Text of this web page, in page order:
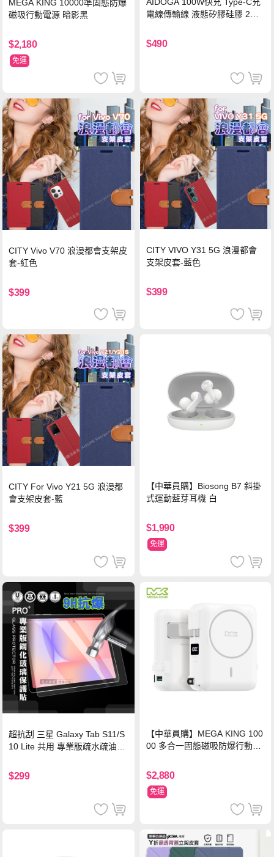
MEGA KING 10000準固態防爆
磁吸行動電源 暗影黑
$2,180
免運
AIDOGA 100W快充 Type-C充
電線傳輸線 液態矽膠硅膠 2M
$490
CITY Vivo V70 浪漫都會支架皮
套-紅色
$399
CITY VIVO Y31 5G 浪漫都會
支架皮套-藍色
$399
CITY For Vivo Y21 5G 浪漫都
會支架皮套-藍
$399
【中華員購】Biosong B7 斜掛
式運動藍芽耳機 白
$1,990
免運
超抗刮 三星 Galaxy Tab S11/S
10 Lite 共用 專業版疏水疏油9H
$299
【中華員購】MEGA KING 100
00 多合一固態磁吸防爆行動電
$2,880
免運